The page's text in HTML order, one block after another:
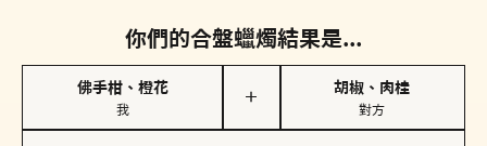
你們的合盤蠟燭結果是...
佛手柑、橙花
我
＋
胡椒、肉桂
對方